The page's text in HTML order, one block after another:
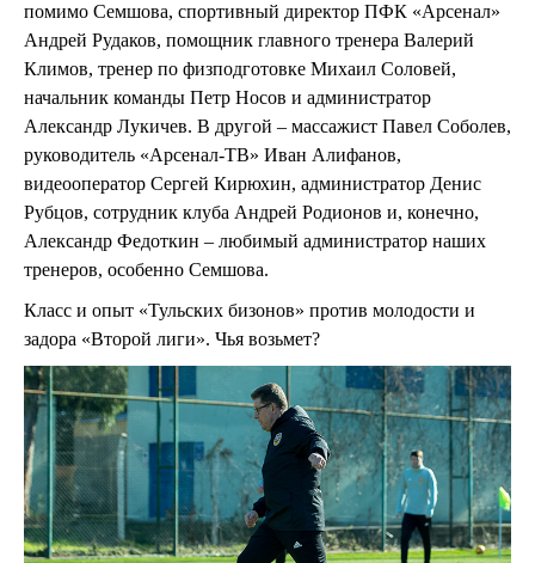
помимо Семшова, спортивный директор ПФК «Арсенал»
Андрей Рудаков, помощник главного тренера Валерий
Климов, тренер по физподготовке Михаил Соловей,
начальник команды Петр Носов и администратор
Александр Лукичев. В другой – массажист Павел Соболев,
руководитель «Арсенал-ТВ» Иван Алифанов,
видеооператор Сергей Кирюхин, администратор Денис
Рубцов, сотрудник клуба Андрей Родионов и, конечно,
Александр Федоткин – любимый администратор наших
тренеров, особенно Семшова.
Класс и опыт «Тульских бизонов» против молодости и
задора «Второй лиги». Чья возьмет?